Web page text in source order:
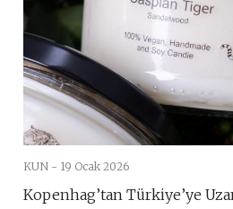
KUN - 19 Ocak 2026
Kopenhag’tan Türkiye’ye